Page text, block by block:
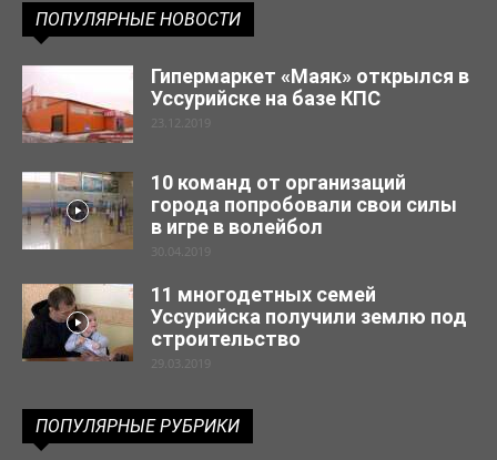
ПОПУЛЯРНЫЕ НОВОСТИ
Гипермаркет «Маяк» открылся в
Уссурийске на базе КПС
23.12.2019
10 команд от организаций
города попробовали свои силы
в игре в волейбол
30.04.2019
11 многодетных семей
Уссурийска получили землю под
строительство
29.03.2019
ПОПУЛЯРНЫЕ РУБРИКИ